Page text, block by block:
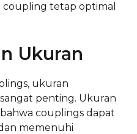
tetap optimal
Ukuran
ukuran
penting. Ukuran
couplings dapat
memenuhi